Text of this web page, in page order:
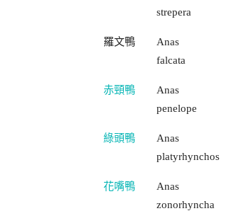
strepera
羅文鴨
Anas
falcata
赤頸鴨
Anas
penelope
綠頭鴨
Anas
platyrhynchos
花嘴鴨
Anas
zonorhyncha